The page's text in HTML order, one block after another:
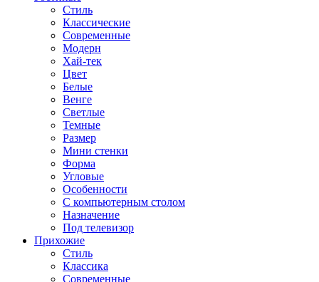
Стиль
Классические
Современные
Модерн
Хай-тек
Цвет
Белые
Венге
Светлые
Темные
Размер
Мини стенки
Форма
Угловые
Особенности
С компьютерным столом
Назначение
Под телевизор
Прихожие
Стиль
Классика
Современные